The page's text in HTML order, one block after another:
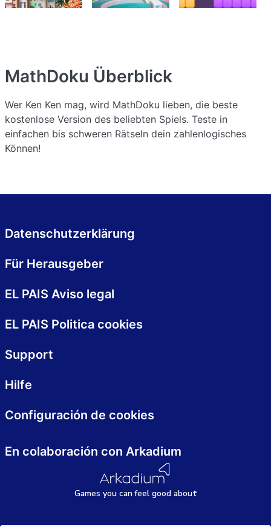
MathDoku Überblick
Wer Ken Ken mag, wird MathDoku lieben, die beste
kostenlose Version des beliebten Spiels. Teste in
einfachen bis schweren Rätseln dein zahlenlogisches
Können!
En colaboración con Arkadium
Games you canfeel good about
Datenschutzerklärung
EL PAIS Aviso legal
Support
Für Herausgeber
EL PAIS Politica cookies
Hilfe
Configuración de cookies